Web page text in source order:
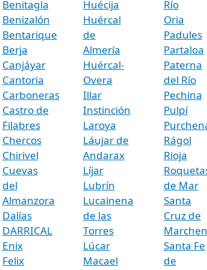
Benitagla
Benizalón
Bentarique
Berja
Canjáyar
Cantoria
Carboneras
Castro de
Filabres
Chercos
Chirivel
Cuevas
del
Almanzora
Dalías
DARRICAL
Enix
Felix
Huécija
Huércal
de
Almería
Huércal-
Overa
Illar
Instinción
Laroya
Láujar de
Andarax
Líjar
Lubrín
Lucainena
de las
Torres
Lúcar
Macael
Río
Oria
Padules
Partaloa
Paterna
del Río
Pechina
Pulpí
Rágol
Rioja
de Mar
Santa
Cruz de
Santa Fe
de